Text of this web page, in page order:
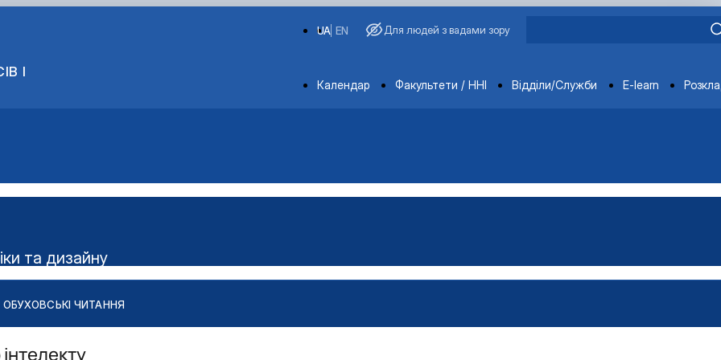
І
EN
UA Для людей з вадами зору
Departments
Календар Факультети / ННІ Відділи/Служби E-learn
та дизайну
ОБУХОВСЬКІ ЧИТАННЯ